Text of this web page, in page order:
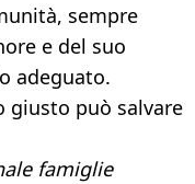
sempre
e del suo
adeguato.
giusto può salvare
famiglie